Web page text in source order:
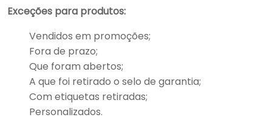
Exceções para produtos:
Vendidos em promoções;
Fora de prazo;
Que foram abertos;
A que foi retirado o selo de garantia;
Com etiquetas retiradas;
Personalizados.